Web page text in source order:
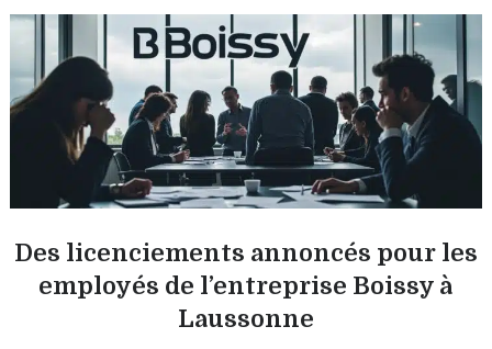
Des licenciements annoncés pour les
employés de l’entreprise Boissy à
Laussonne